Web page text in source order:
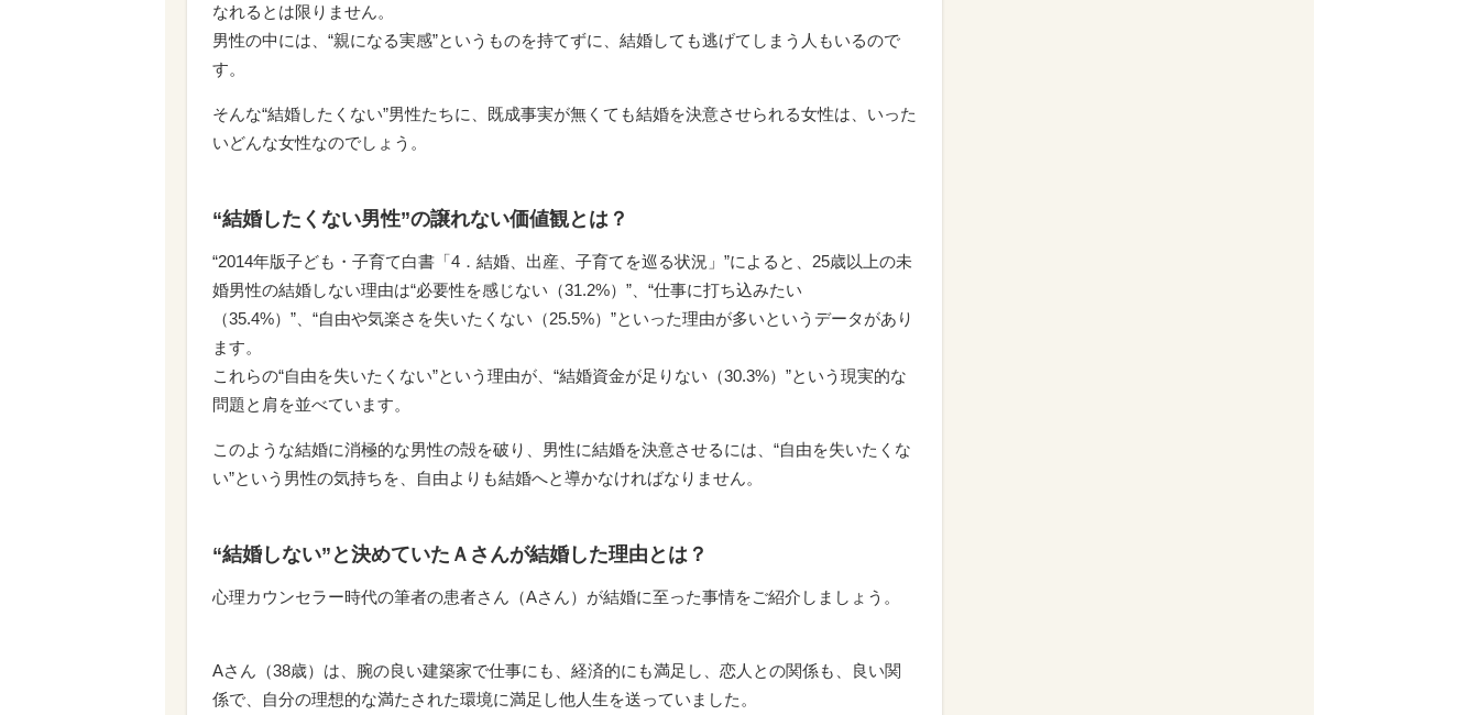
なれるとは限りません。
男性の中には、“親になる実感”というものを持てずに、結婚しても逃げてしまう人もいるので
す。
そんな“結婚したくない”男性たちに、既成事実が無くても結婚を決意させられる女性は、いった
いどんな女性なのでしょう。
“結婚したくない男性”の譲れない価値観とは？
“2014年版子ども・子育て白書「4．結婚、出産、子育てを巡る状況」”によると、25歳以上の未
婚男性の結婚しない理由は“必要性を感じない（31.2%）”、“仕事に打ち込みたい
（35.4%）”、“自由や気楽さを失いたくない（25.5%）”といった理由が多いというデータがあり
ます。
これらの“自由を失いたくない”という理由が、“結婚資金が足りない（30.3%）”という現実的な
問題と肩を並べています。
このような結婚に消極的な男性の殻を破り、男性に結婚を決意させるには、“自由を失いたくな
い”という男性の気持ちを、自由よりも結婚へと導かなければなりません。
“結婚しない”と決めていたＡさんが結婚した理由とは？
心理カウンセラー時代の筆者の患者さん（Aさん）が結婚に至った事情をご紹介しましょう。
Aさん（38歳）は、腕の良い建築家で仕事にも、経済的にも満足し、恋人との関係も、良い関
係で、自分の理想的な満たされた環境に満足し他人生を送っていました。